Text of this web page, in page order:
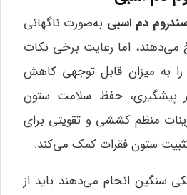
دم اسبی به‌صورت ناگهانی
می‌دهند، اما رعایت برخی نکات
را به میزان قابل توجهی کاهش
پیشگیری، حفظ سلامت ستون
منظم کششی و تقویتی برای
ستون فقرات کمک می‌کند.
سنگین انجام می‌دهند باید از